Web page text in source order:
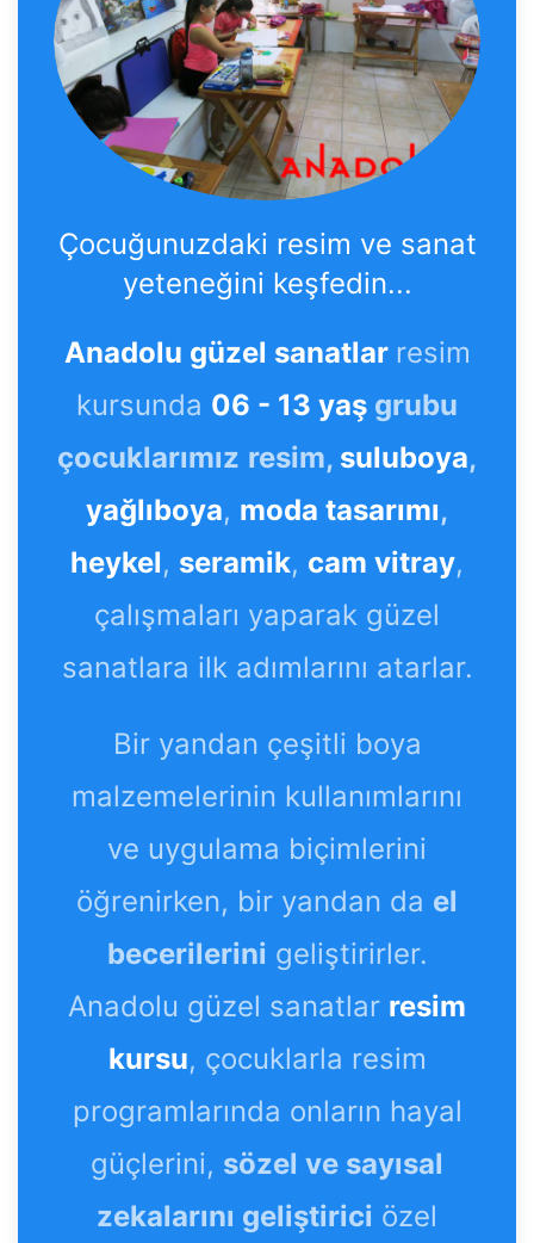
Çocuğunuzdaki resim ve sanat
yeteneğini keşfedin...
Anadolu güzel sanatlar resim
kursunda 06 - 13 yaş grubu
çocuklarımız resim, suluboya,
yağlıboya, moda tasarımı,
heykel, seramik, cam vitray,
çalışmaları yaparak güzel
sanatlara ilk adımlarını atarlar.
Bir yandan çeşitli boya
malzemelerinin kullanımlarını
ve uygulama biçimlerini
öğrenirken, bir yandan da el
becerilerini geliştirirler.
Anadolu güzel sanatlar resim
kursu, çocuklarla resim
programlarında onların hayal
güçlerini, sözel ve sayısal
zekalarını geliştirici özel